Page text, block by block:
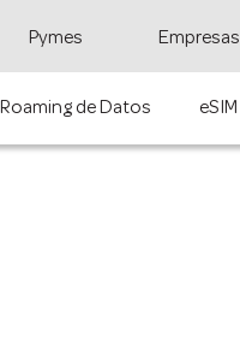
Pymes Empresas
Roaming de Datos eSIM